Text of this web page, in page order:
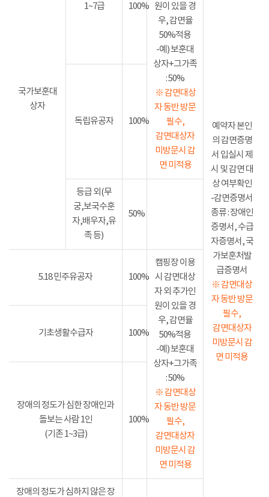
국가보훈대
상자
1~7급 100% 원이 있을 경
우, 감면율
50%적용
-예) 보훈대
상자+그가족
: 50%
※ 감면대상
자 동반 방문
필수,
감면대상자
미방문시 감
면 미적용
예약자 본인
의 감면증명
서 입실시 제
시 및 감면 대
상 여부확인
-감면증명서
종류 : 장애인
증명서, 수급
자증명서, 국
가보훈처발
급증명서
※ 감면대상
자 동반 방문
필수,
감면대상자
미방문시 감
면 미적용
독립유공자 100%
등급 외(무
궁,보국수훈
자,배우자,유
족 등)
50%
5.18 민주유공자 100%
캠핑장 이용
시 감면대상
자 외 추가인
원이 있을 경
우, 감면율
50%적용
-예) 보훈대
상자+그가족
: 50%
※ 감면대상
자 동반 방문
필수,
감면대상자
미방문시 감
면 미적용
기초생활수급자 100%
장애의 정도가 심한 장애인과
돌보는 사람 1인
(기존 1~3급)
100%
장애의 정도가 심하지 않은 장